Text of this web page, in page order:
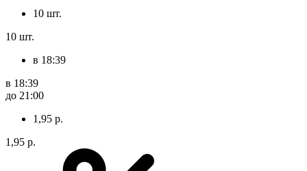
10 шт.
10 шт.
в 18:39
в 18:39
до 21:00
1,95 р.
1,95 р.